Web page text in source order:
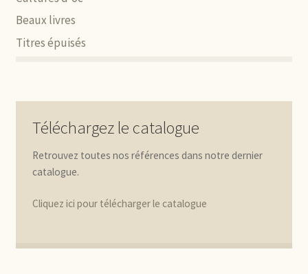
Beaux livres
Titres épuisés
Téléchargez le catalogue
Retrouvez toutes nos références dans notre dernier
catalogue.
Cliquez ici pour télécharger le catalogue